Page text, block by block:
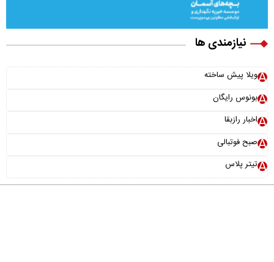
نیازمندی ها
ویلا پیش ساخته
بونوس رایگان
اخبار رازبقا
صبح فوتبالی
تیتر پلاس